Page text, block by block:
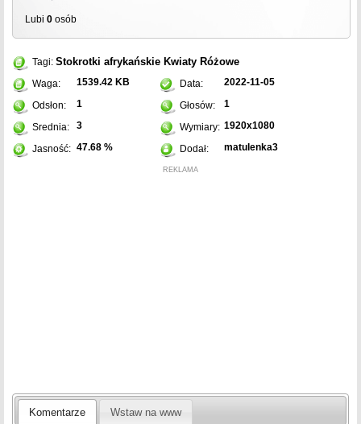
Lubi 0 osób
Tagi: Stokrotki afrykańskie Kwiaty Różowe
Waga: 1539.42 KB Data: 2022-11-05
Odsłon: 1 Głosów: 1
Srednia: 3 Wymiary: 1920x1080
Jasność: 47.68 % Dodał: matulenka3
REKLAMA
Komentarze Wstaw na www